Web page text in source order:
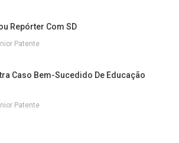
Repórter Com SD
Patente
Caso Bem-Sucedido De Educação
Patente